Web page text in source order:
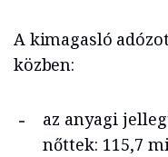
A kimagasló
közben:
az anyagi
nőttek: 115,7